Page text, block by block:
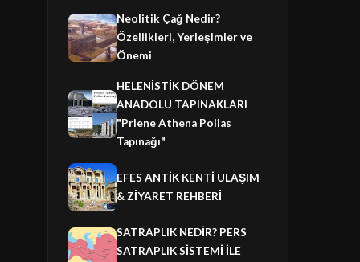
Neolitik Çağ Nedir?
Özellikleri, Yerleşimler ve
Önemi
HELENİSTİK DÖNEM
ANADOLU TAPINAKLARI
"Priene Athena Polias
Tapınağı"
EFES ANTİK KENTİ ULAŞIM
& ZİYARET REHBERİ
SATRAPLIK NEDİR? PERS
SATRAPLIK SİSTEMİ İLE